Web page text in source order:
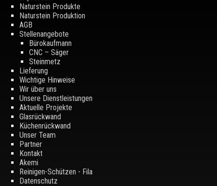
Naturstein Produkte
Naturstein Produktion
AGB
Stellenangebote
Bürokaufmann
CNC – Säger
Steinmetz
Lieferung
Wichtige Hinweise
Wir über uns
Unsere Dienstleistungen
Aktuelle Projekte
Glasrückwand
Küchenrückwand
Unser Team
Partner
Kontakt
Akemi
Reinigen-Schützen - Fila
Datenschutz